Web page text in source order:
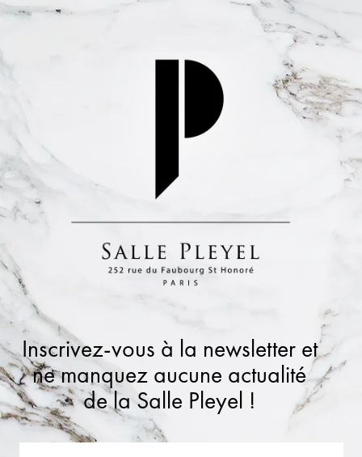
Inscrivez-vous à la newsletter et
ne manquez aucune actualité
de la Salle Pleyel !